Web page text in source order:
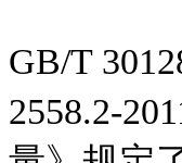
GB/T
2558.2-